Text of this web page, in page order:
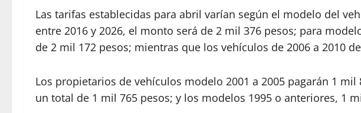
Las tarifas establecidas para abril varían según el modelo del
entre 2016 y 2026, el monto será de 2 mil 376 pesos; para
de 2 mil 172 pesos; mientras que los vehículos de 2006 a 2010
Los propietarios de vehículos modelo 2001 a 2005 pagarán 1 mil
un total de 1 mil 765 pesos; y los modelos 1995 o anteriores, 1